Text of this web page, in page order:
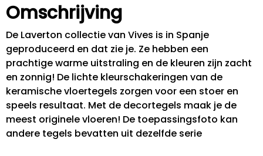
Omschrijving
De Laverton collectie van Vives is in Spanje
geproduceerd en dat zie je. Ze hebben een
prachtige warme uitstraling en de kleuren zijn zacht
en zonnig! De lichte kleurschakeringen van de
keramische vloertegels zorgen voor een stoer en
speels resultaat. Met de decortegels maak je de
meest originele vloeren! De toepassingsfoto kan
andere tegels bevatten uit dezelfde serie